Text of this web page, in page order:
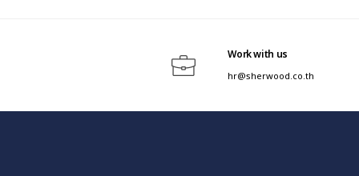
Work with us
hr@sherwood.co.th